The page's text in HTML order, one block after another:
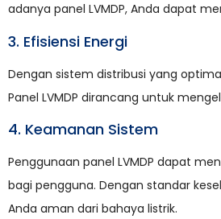
adanya panel LVMDP, Anda dapat
3. Efisiensi Energi
Dengan sistem distribusi yang
Panel LVMDP dirancang untuk
4. Keamanan Sistem
Penggunaan panel LVMDP dapat
bagi pengguna. Dengan standar
Anda aman dari bahaya listrik.